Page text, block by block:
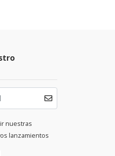
nuestras
lanzamientos